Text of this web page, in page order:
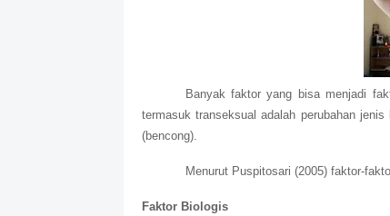
Banyak faktor yang bisa menjadi
termasuk transeksual adalah perubahan
(bencong).
Menurut Puspitosari (2005) faktor-
Faktor Biologis